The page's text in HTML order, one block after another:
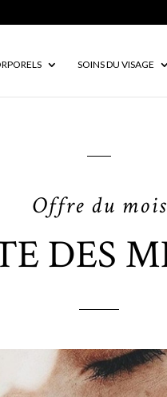
SOINS DU VISAGE
Offre du mois
DES